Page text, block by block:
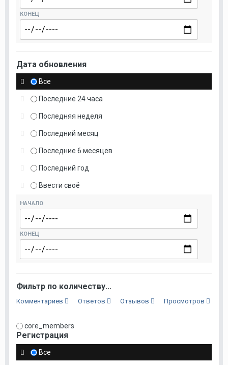
КОНЕЦ
Дата обновления
Все
Последние 24 часа
Последняя неделя
Последний месяц
Последние 6 месяцев
Последний год
Ввести своё
НАЧАЛО
КОНЕЦ
Фильтр по количеству...
Комментариев Ответов Отзывов Просмотров
core_members
Регистрация
Все